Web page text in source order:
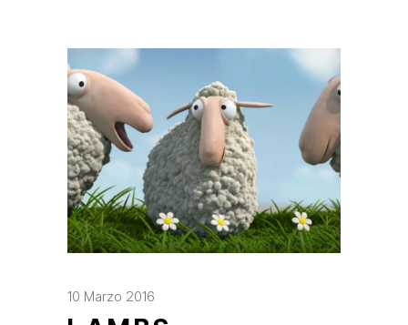
10 Marzo 2016